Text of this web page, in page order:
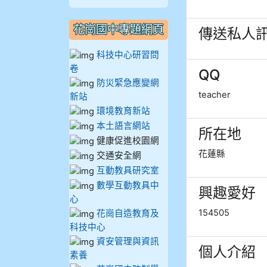
909林玉楓
909林朝智
910謝尚橙
910呂芃澔
910溫婕伶
911王祉傑
911張 婷
912彭子宸
傳送私人
QQ
teacher
所在地
花蓮縣
興趣愛好
154505
個人介紹
花崗國中專題網頁
科技中心研習問
卷
防災緊急應變網
新站
環境教育新站
本土語言網站
健康促進校園網
交通安全網
互動教具研究室
數學互動教具中
心
花崗自造教育及
科技中心
資安管理與資訊
素養